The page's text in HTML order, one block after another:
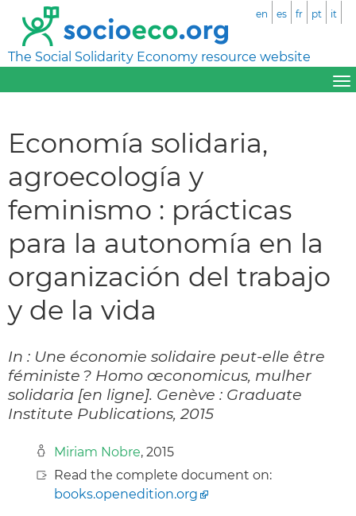
The Social Solidarity Economy resource website
en es fr pt it
Economía solidaria,
agroecología y
feminismo : prácticas
para la autonomía en la
organización del trabajo
y de la vida
In : Une économie solidaire peut-elle être
féministe ? Homo œconomicus, mulher
solidaria [en ligne]. Genève : Graduate
Institute Publications, 2015
Miriam Nobre, 2015
Read the complete document on:
books.openedition.org